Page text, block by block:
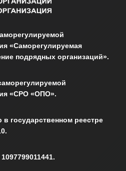
«Саморегулируемая
подрядных организаций».
«СРО «ОПО».
государственном реестре